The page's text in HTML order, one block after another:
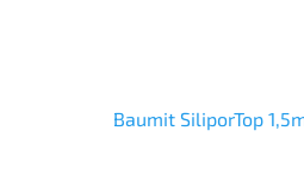
Baumit SiliporTop